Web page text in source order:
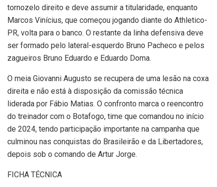
tornozelo direito e deve assumir a titularidade, enquanto
Marcos Vinícius, que começou jogando diante do Athletico-
PR, volta para o banco. O restante da linha defensiva deve
ser formado pelo lateral-esquerdo Bruno Pacheco e pelos
zagueiros Bruno Eduardo e Eduardo Doma.
O meia Giovanni Augusto se recupera de uma lesão na coxa
direita e não está à disposição da comissão técnica
liderada por Fábio Matias. O confronto marca o reencontro
do treinador com o Botafogo, time que comandou no início
de 2024, tendo participação importante na campanha que
culminou nas conquistas do Brasileirão e da Libertadores,
depois sob o comando de Artur Jorge.
FICHA TÉCNICA